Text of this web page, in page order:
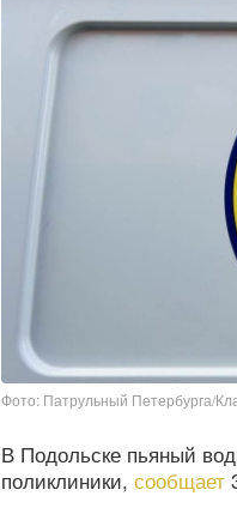
Фото: Патрульный Петербурга/
В Подольске пьяный
поликлиники, сообщает